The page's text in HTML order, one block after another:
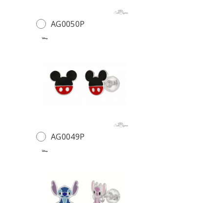
AG0050P
AG0049P